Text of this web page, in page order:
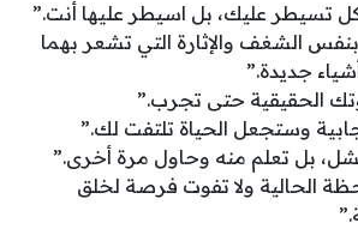
تسيطر عليك، بل اسيطر عليها أنت.”
الشغف والإثارة التي تشعر بهما
جديدة.”
الحقيقية حتى تجرب.”
وستجعل الحياة تلتفت لك.”
بل تعلم منه وحاول مرة أخرى.”
الحالية ولا تفوت فرصة لخلق